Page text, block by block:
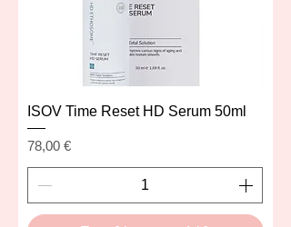
ISOV Time Reset HD Serum 50ml
Τιμή
78,00 €